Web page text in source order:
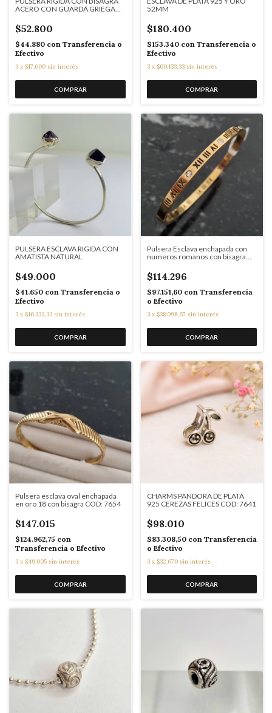
ACERO CON GUARDA GRIEGA
$52.800
$44.880 con Transferencia o
Efectivo
3 x $17.600 sin interés
52MM
$180.400
$153.340 con Transferencia o
Efectivo
3 x $60.133,33 sin interés
PULSERA ESCLAVA RIGIDA CON
AMATISTA NATURAL
$49.000
$41.650 con Transferencia o
Efectivo
3 x $16.333,33 sin interés
Pulsera Esclava enchapada con
numeros romanos con bisagra
$114.296
$97.151,60 con Transferencia
o Efectivo
3 x $38.098,67 sin interés
Pulsera esclava oval enchapada
en oro 18 con bisagra COD: 7654
$147.015
$124.962,75 con
Transferencia o Efectivo
3 x $49.005 sin interés
CHARMS PANDORA DE PLATA
925 CEREZAS FELICES COD: 7641
$98.010
$83.308,50 con Transferencia
o Efectivo
3 x $32.670 sin interés